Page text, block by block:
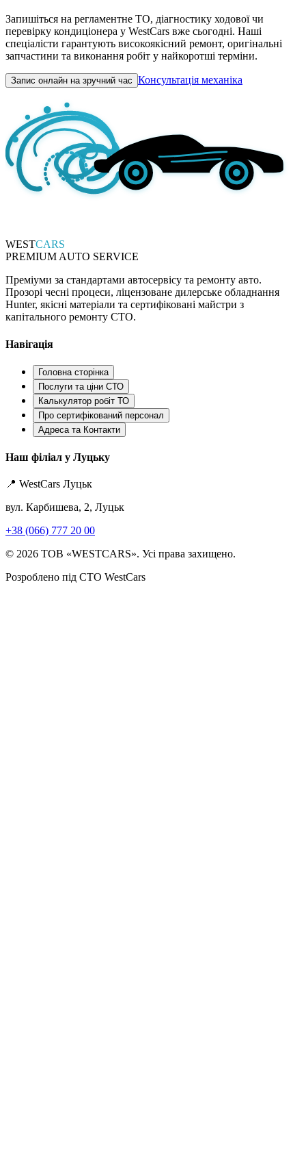
Запишіться на регламентне ТО, діагностику ходової чи
перевірку кондиціонера у WestCars вже сьогодні. Наші
спеціалісти гарантують високоякісний ремонт, оригінальні
запчастини та виконання робіт у найкоротші терміни.
Запис онлайн на зручний час Консультація механіка
WESTCARS
PREMIUM AUTO SERVICE
Преміуми за стандартами автосервісу та ремонту авто.
Прозорі чесні процеси, ліцензоване дилерське обладнання
Hunter, якісні матеріали та сертифіковані майстри з
капітального ремонту СТО.
Навігація
Головна сторінка
Послуги та ціни СТО
Калькулятор робіт ТО
Про сертифікований персонал
Адреса та Контакти
Наш філіал у Луцьку
📍 WestCars Луцьк
вул. Карбишева, 2, Луцьк
+38 (066) 777 20 00
© 2026 ТОВ «WESTCARS». Усі права захищено.
Розроблено під СТО WestCars